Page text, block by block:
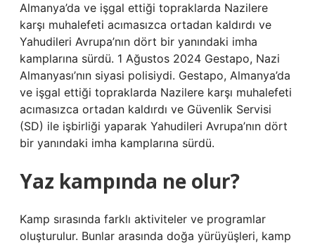
Almanya’da ve işgal ettiği topraklarda Nazilere
karşı muhalefeti acımasızca ortadan kaldırdı ve
Yahudileri Avrupa’nın dört bir yanındaki imha
kamplarına sürdü. 1 Ağustos 2024 Gestapo, Nazi
Almanyası’nın siyasi polisiydi. Gestapo, Almanya’da
ve işgal ettiği topraklarda Nazilere karşı muhalefeti
acımasızca ortadan kaldırdı ve Güvenlik Servisi
(SD) ile işbirliği yaparak Yahudileri Avrupa’nın dört
bir yanındaki imha kamplarına sürdü.
Yaz kampında ne olur?
Kamp sırasında farklı aktiviteler ve programlar
oluşturulur. Bunlar arasında doğa yürüyüşleri, kamp